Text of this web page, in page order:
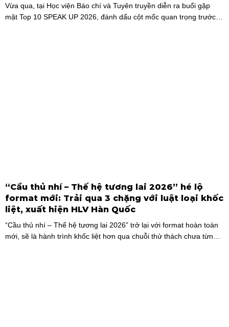
Vừa qua, tại Học viện Báo chí và Tuyên truyền diễn ra buổi gặp
mặt Top 10 SPEAK UP 2026, đánh dấu cột mốc quan trọng trước
“Cầu thủ nhí – Thế hệ tương lai 2026” hé lộ
format mới: Trải qua 3 chặng với luật loại khốc
liệt, xuất hiện HLV Hàn Quốc
“Cầu thủ nhí – Thế hệ tương lai 2026” trở lại với format hoàn toàn
mới, sẽ là hành trình khốc liệt hơn qua chuỗi thử thách chưa từng